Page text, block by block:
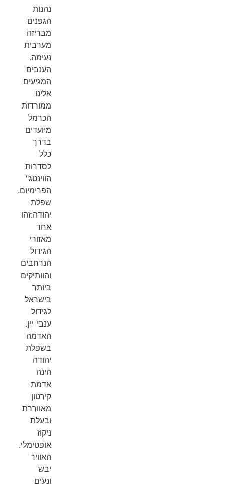
נהנות
הגפנים
מבריזה
מערבית
נעימה.
הענבים
המגיעים
אלינו
ממורדות
הכרמל
מיועדים
בדרך
כלל
לסדרות
הווינטג"
הפרימיום.
שפלת
יהודה:זהו
אחד
מאזורי
הגידול
הנרחבים
והוותיקים
ביותר
בישראל
לגידול
ענבי יין.
האדמה
בשפלת
יהודה
הינה
אדמת
קירטון
מאווררת
ובעלת
ניקוז
אופטימלי.
האוויר
יבש
ונעים